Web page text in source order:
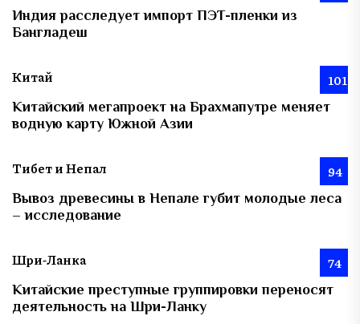
Индия расследует импорт ПЭТ-пленки из
Бангладеш
Китай 101
Китайский мегапроект на Брахмапутре меняет
водную карту Южной Азии
Тибет и Непал 94
Вывоз древесины в Непале губит молодые леса
– исследование
Шри-Ланка 74
Китайские преступные группировки переносят
деятельность на Шри-Ланку